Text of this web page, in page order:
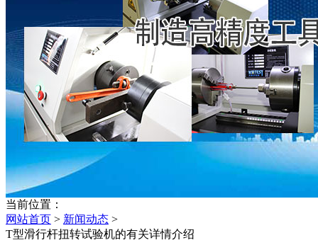
当前位置：
网站首页 > 新闻动态 >
T型滑行杆扭转试验机的有关详情介绍